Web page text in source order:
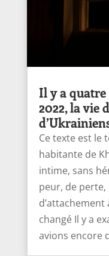
Il y a quatre
2022, la vie
Ce texte est le
habitante de
intime, sans
peur, de
changé Il y a
avions encore